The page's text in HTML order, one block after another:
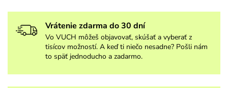
Vrátenie zdarma do 30 dní
Vo VUCH môžeš objavovať, skúšať a vyberať z
tisícov možností. A keď ti niečo nesadne? Pošli nám
to späť jednoducho a zadarmo.